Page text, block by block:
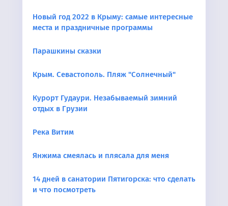
Новый год 2022 в Крыму: самые интересные
места и праздничные программы
Парашкины сказки
Крым. Севастополь. Пляж "Солнечный"
Курорт Гудаури. Незабываемый зимний
отдых в Грузии
Река Витим
Янжима смеялась и плясала для меня
14 дней в санатории Пятигорска: что сделать
и что посмотреть